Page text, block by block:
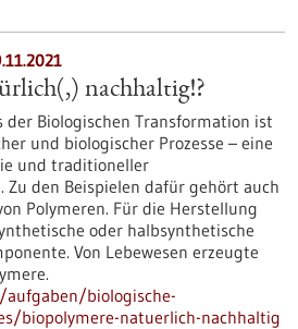
nachhaltig!?
Biologischen Transformation ist
und biologischer Prozesse – eine
und traditioneller
Zu den Beispielen dafür gehört auch
Polymeren. Für die Herstellung
oder halbsynthetische
Von Lebewesen erzeugte
biologische-
biopolymere-natuerlich-nachhaltig